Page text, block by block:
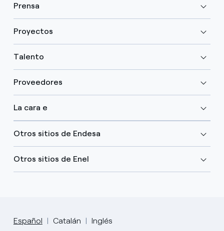
Prensa
Proyectos
Talento
Proveedores
La cara e
Otros sitios de Endesa
Otros sitios de Enel
Español Catalán Inglés